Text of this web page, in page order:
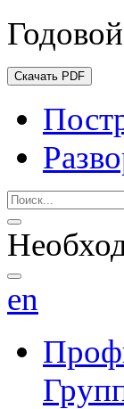
Скачать PDF
en